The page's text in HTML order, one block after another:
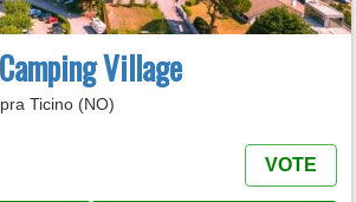
Village
Ticino (NO)
VOTE